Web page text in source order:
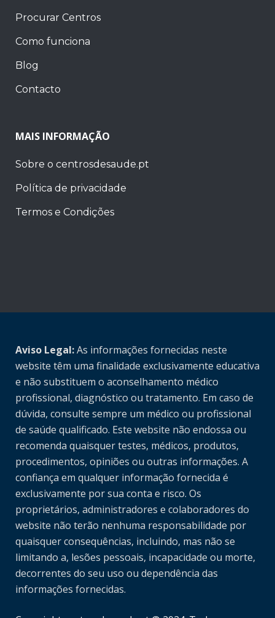
Procurar Centros
Como funciona
Blog
Contacto
MAIS INFORMAÇÃO
Sobre o centrosdesaude.pt
Política de privacidade
Termos e Condições
Aviso Legal:As informações fornecidas neste
website têm uma finalidade exclusivamente educativa
e não substituem o aconselhamento médico
profissional, diagnóstico ou tratamento. Em caso de
dúvida, consulte sempre um médico ou profissional
de saúde qualificado. Este website não endossa ou
recomenda quaisquer testes, médicos, produtos,
procedimentos, opiniões ou outras informações. A
confiança em qualquer informação fornecida é
exclusivamente por sua conta e risco. Os
proprietários, administradores e colaboradores do
website não terão nenhuma responsabilidade por
quaisquer consequências, incluindo, mas não se
limitando a, lesões pessoais, incapacidade ou morte,
decorrentes do seu uso ou dependência das
informações fornecidas.